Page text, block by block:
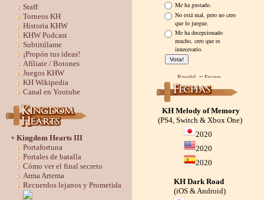
Staff
Torneos KH
Historia KHW
KHW Podcast
Subtitúlame
¡Propón tus ideas!
Afíliate / Botones
Juegos KHW
KH Wikipedia
Canal en Youtube
+ Kingdom Hearts III
Portafortuna
Portales de batalla
Cómo ver el final secreto
Arma Artema
Recuerdos lejanos y Prometida
KH Melody of Memory
(PS4, Switch & Xbox One)
2020
2020
2020
KH Dark Road
(iOS & Android)